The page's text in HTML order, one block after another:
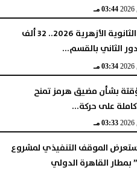
03:44 مـ
جدول امتحانات الثانوية الأزهرية 2026.. 32 ألف
الثاني بالقسم...
03:34 مـ
بشأن مضيق هرمز تمنح
على حركة...
03:33 مـ
الموقف التنفيذي لمشروع